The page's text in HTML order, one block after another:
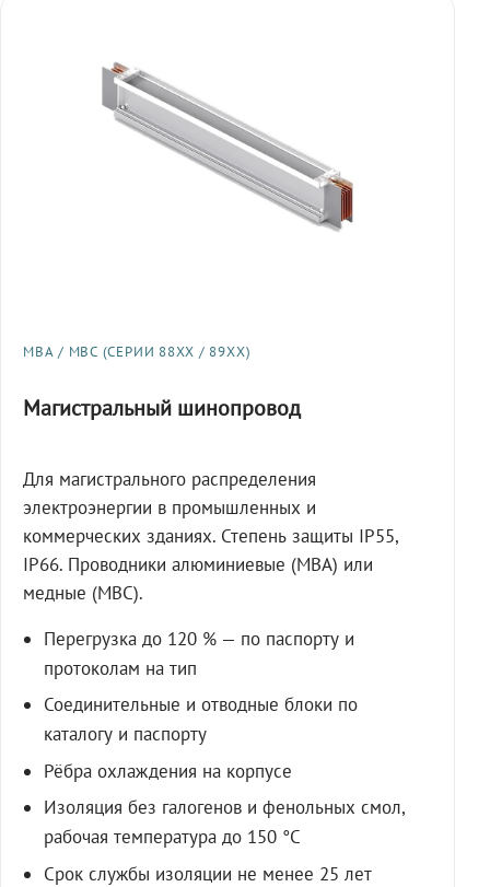
МВА / МВС (СЕРИИ 88XX / 89XX)
Магистральный шинопровод
Для магистрального распределения
электроэнергии в промышленных и
коммерческих зданиях. Степень защиты IP55,
IP66. Проводники алюминиевые (МВА) или
медные (МВС).
Перегрузка до 120 % — по паспорту и
протоколам на тип
Соединительные и отводные блоки по
каталогу и паспорту
Рёбра охлаждения на корпусе
Изоляция без галогенов и фенольных смол,
рабочая температура до 150 °C
Срок службы изоляции не менее 25 лет